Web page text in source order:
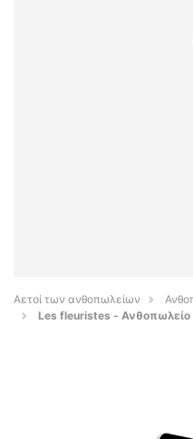
Αετοί των ανθοπωλείων
Les fleuristes - Ανθοπωλείο